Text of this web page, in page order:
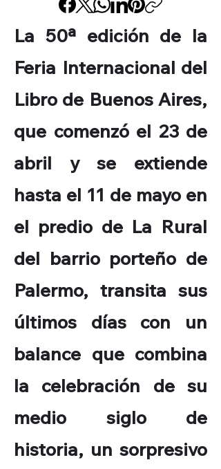
La 50ª edición de la
Feria Internacional del
Libro de Buenos Aires,
que comenzó el 23 de
abril y se extiende
hasta el 11 de mayo en
el predio de La Rural
del barrio porteño de
Palermo, transita sus
últimos días con un
balance que combina
la celebración de su
medio siglo de
historia, un sorpresivo